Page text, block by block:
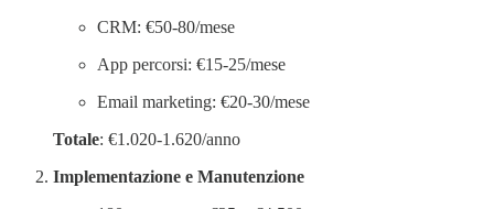
CRM: €50-80/mese
App percorsi: €15-25/mese
Email marketing: €20-30/mese
Totale: €1.020-1.620/anno
Implementazione e Manutenzione